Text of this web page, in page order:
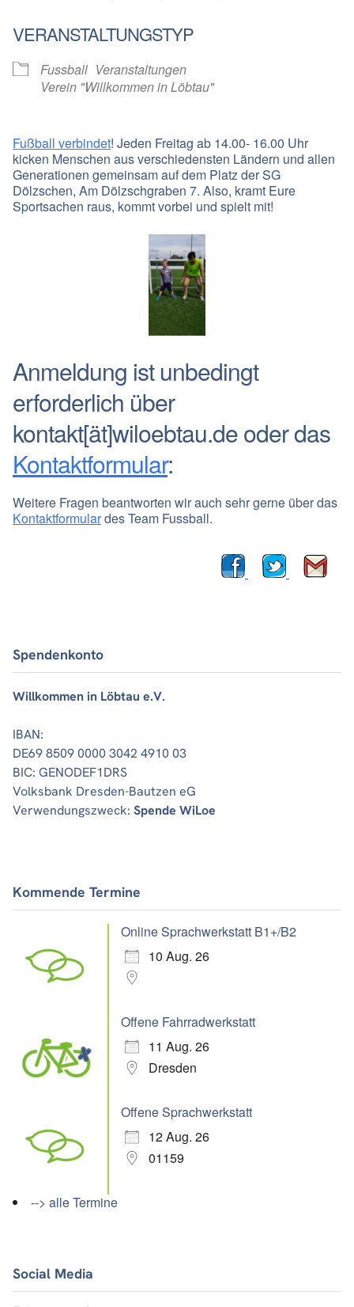
VERANSTALTUNGSTYP
Fussball Veranstaltungen
Verein "Willkommen in Löbtau"
Fußball verbindet! Jeden Freitag ab 14.00- 16.00 Uhr
kicken Menschen aus verschiedensten Ländern und allen
Generationen gemeinsam auf dem Platz der SG
Dölzschen, Am Dölzschgraben 7. Also, kramt Eure
Sportsachen raus, kommt vorbei und spielt mit!
Anmeldung ist unbedingt
erforderlich über
kontakt[ät]wiloebtau.de oder das
Kontaktformular:
Weitere Fragen beantworten wir auch sehr gerne über das
Kontaktformulardes Team Fussball.
Spendenkonto
Willkommen in Löbtau e.V.
IBAN:
DE69 8509 0000 3042 4910 03
BIC: GENODEF1DRS
Volksbank Dresden-Bautzen eG
Verwendungszweck: Spende WiLoe
Kommende Termine
Online Sprachwerkstatt B1+/B2
10 Aug. 26
Offene Fahrradwerkstatt
11 Aug. 26
Dresden
Offene Sprachwerkstatt
12 Aug. 26
01159
--> alle Termine
Social Media